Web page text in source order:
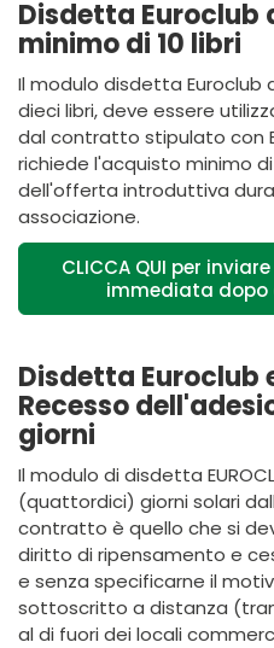
Disdetta Euroclub
minimo di 10 libri
Il modulo disdetta Euroclub
dieci libri, deve essere
dal contratto stipulato con
richiede l'acquisto minimo di
dell'offerta introduttiva
associazione.
CLICCA QUI per
immediata
Disdetta Euroclub
Recesso
giorni
Il modulo di disdetta
(quattordici) giorni solari
contratto è quello che si
diritto di ripensamento e
e senza specificarne il
sottoscritto a distanza
al di fuori dei locali